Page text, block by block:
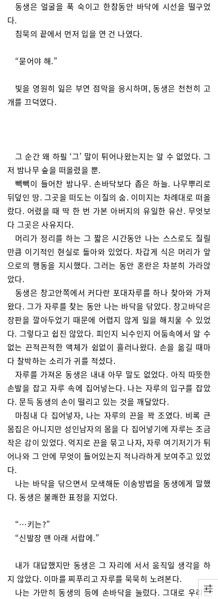
동생은 얼굴을 푹 숙이고 한참동안 바닥에 시선을 떨구었
다.
침묵의 끝에서 먼저 입을 연 건 나였다.
“묻어야 해.”
빛을 영원히 잃은 부연 점막을 응시하며, 동생은 천천히 고
개를 끄덕였다.
그 순간 왜 하필 ‘그’ 말이 튀어나왔는지는 알 수 없었다. 그
저 밤나무 숲을 떠올렸을 뿐.
빽빽이 들어찬 밤나무. 손바닥보다 좁은 하늘. 나무뿌리로
뒤덮인 땅. 그곳을 떠도는 이질의 숨. 이미지는 차례대로 떠올
랐다. 어렸을 때 딱 한 번 가본 아버지의 유일한 유산. 무엇보
다 그곳은 사유지다.
머리가 정리를 하는 그 짧은 시간동안 나는 스스로도 질릴
만큼 이기적인 현실로 돌아와 있었다. 차갑게 식은 머리가 앞
으로의 행동을 지시했다. 그러는 동안 혼란은 차분히 가라앉
았다.
동생은 창고안쪽에서 커다란 포대자루를 하나 찾아와 가져
왔다. 그가 자루를 찾는 동안 나는 바닥을 닦았다. 창고바닥은
장판을 깔아두었기 때문에 어렵지 않게 일을 해치울 수 있었
다. 그렇다고 쉽진 않았다. 피인지 뇌수인지 어둠속에서 알 수
없는 끈적끈적한 액체가 쉼없이 흘러나왔다. 손을 옮길 때마
다 찰박하는 소리가 귀를 적셨다.
자루를 가져온 동생은 내내 아무 말도 없었다. 아직 따뜻한
손발을 잡고 자루 속에 집어넣는다. 나는 자루의 입구를 잡았
다. 문득 동생의 손이 떨리고 있는 것을 깨달았다.
마침내 다 집어넣자, 나는 자루의 끈을 꽉 조였다. 비록 큰
몸집은 아니지만 성인남자의 몸을 다 집어넣기에 자루는 조금
작은 감이 있었다. 억지로 끈을 묶고 나자, 자루 여기저기가 튀
어나와 그 안에 무엇이 들어있는지 적나라하게 보여주고 있었
다.
나는 바닥을 닦으면서 모색해둔 이송방법을 동생에게 말했
다. 동생은 불쾌한 표정을 지었다.
“…키는?”
“신발장 맨 아래 서랍에.”
내가 대답했지만 동생은 그 자리에 서서 움직일 생각을 하
지 않았다. 이마를 찌푸리고 자루를 묵묵히 노려본다.
나는 가만히 동생의 등에 손바닥을 눌렀다. 그대로 우리는